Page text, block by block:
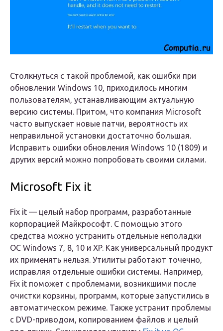
Столкнуться с такой проблемой, как ошибки при
обновлении Windows 10, приходилось многим
пользователям, устанавливающим актуальную
версию системы. Притом, что компания Microsoft
часто выпускает новые патчи, вероятность их
неправильной установки достаточно большая.
Исправить ошибки обновления Windows 10 (1809) и
других версий можно попробовать своими силами.
Microsoft Fix it
Fix it — целый набор программ, разработанные
корпорацией Майкрософт. С помощью этого
средства можно устранить отдельные неполадки
ОС Windows 7, 8, 10 и XP. Как универсальный продукт
их применять нельзя. Утилиты работают точечно,
исправляя отдельные ошибки системы. Например,
Fix it поможет с проблемами, возникшими после
очистки корзины, программ, которые запустились в
автоматическом режиме. Также устранит проблемы
с DVD-приводом, копированием файлов и целый